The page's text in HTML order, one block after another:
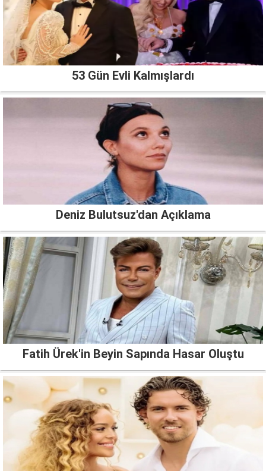
53 Gün Evli Kalmışlardı
Deniz Bulutsuz'dan Açıklama
Fatih Ürek'in Beyin Sapında Hasar Oluştu